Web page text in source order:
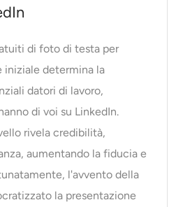
di foto di testa per
iniziale determina la
datori di lavoro,
di voi su LinkedIn.
rivela credibilità,
aumentando la fiducia e
l'avvento della
la presentazione